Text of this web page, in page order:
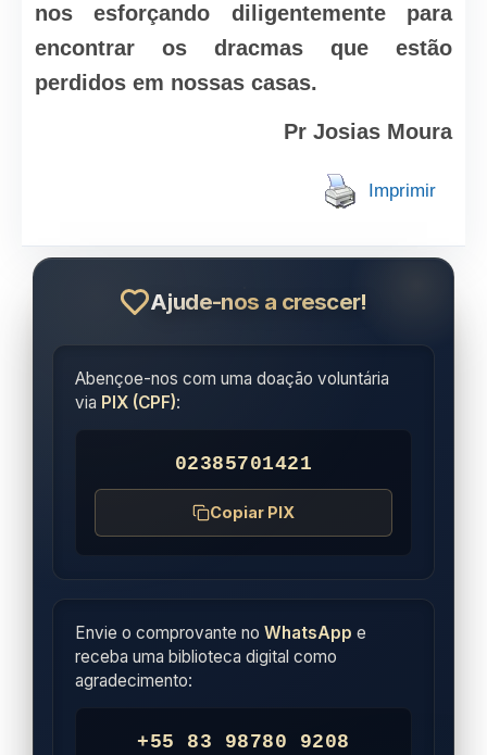
nos esforçando diligentemente para
encontrar os dracmas que estão
perdidos em nossas casas.
Pr Josias Moura
Imprimir
Ajude-nos a crescer!
Abençoe-nos com uma doação voluntária
via PIX (CPF):
02385701421
Copiar PIX
Envie o comprovante noWhatsApp e
receba uma biblioteca digital como
agradecimento:
+55 83 98780 9208